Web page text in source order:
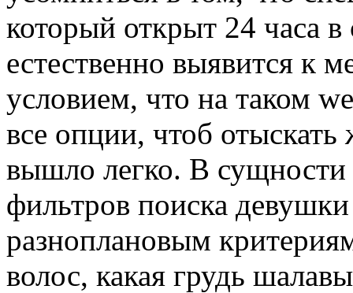
который открыт 24 часа
естественно выявится к
условием, что на таком
все опции, чтоб
вышло легко. В сущности
фильтров поиска
разноплановым
волос, какая грудь